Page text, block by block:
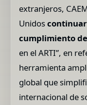
extranjeros,
Unidos
cumplimiento
en el ARTI”, en
herramienta
global que
internacional de